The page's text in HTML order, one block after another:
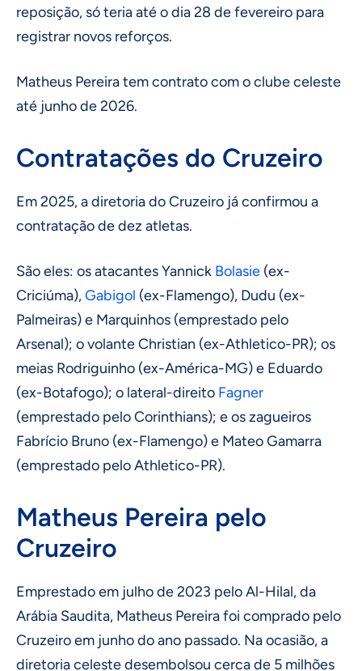
reposição, só teria até o dia 28 de fevereiro para
registrar novos reforços.
Matheus Pereira tem contrato com o clube celeste
até junho de 2026.
Contratações do Cruzeiro
Em 2025, a diretoria do Cruzeiro já confirmou a
contratação de dez atletas.
São eles: os atacantes Yannick Bolasie (ex-
Criciúma),Gabigol (ex-Flamengo), Dudu (ex-
Palmeiras) e Marquinhos (emprestado pelo
Arsenal); o volante Christian (ex-Athletico-PR); os
meias Rodriguinho (ex-América-MG) e Eduardo
(ex-Botafogo); o lateral-direito Fagner
(emprestado pelo Corinthians); e os zagueiros
Fabrício Bruno (ex-Flamengo) e Mateo Gamarra
(emprestado pelo Athletico-PR).
Matheus Pereira pelo
Cruzeiro
Emprestado em julho de 2023 pelo Al-Hilal, da
Arábia Saudita, Matheus Pereira foi comprado pelo
Cruzeiro em junho do ano passado. Na ocasião, a
diretoria celeste desembolsou cerca de 5 milhões